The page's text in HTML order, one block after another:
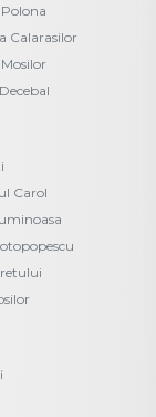
Calarasilor
Carol